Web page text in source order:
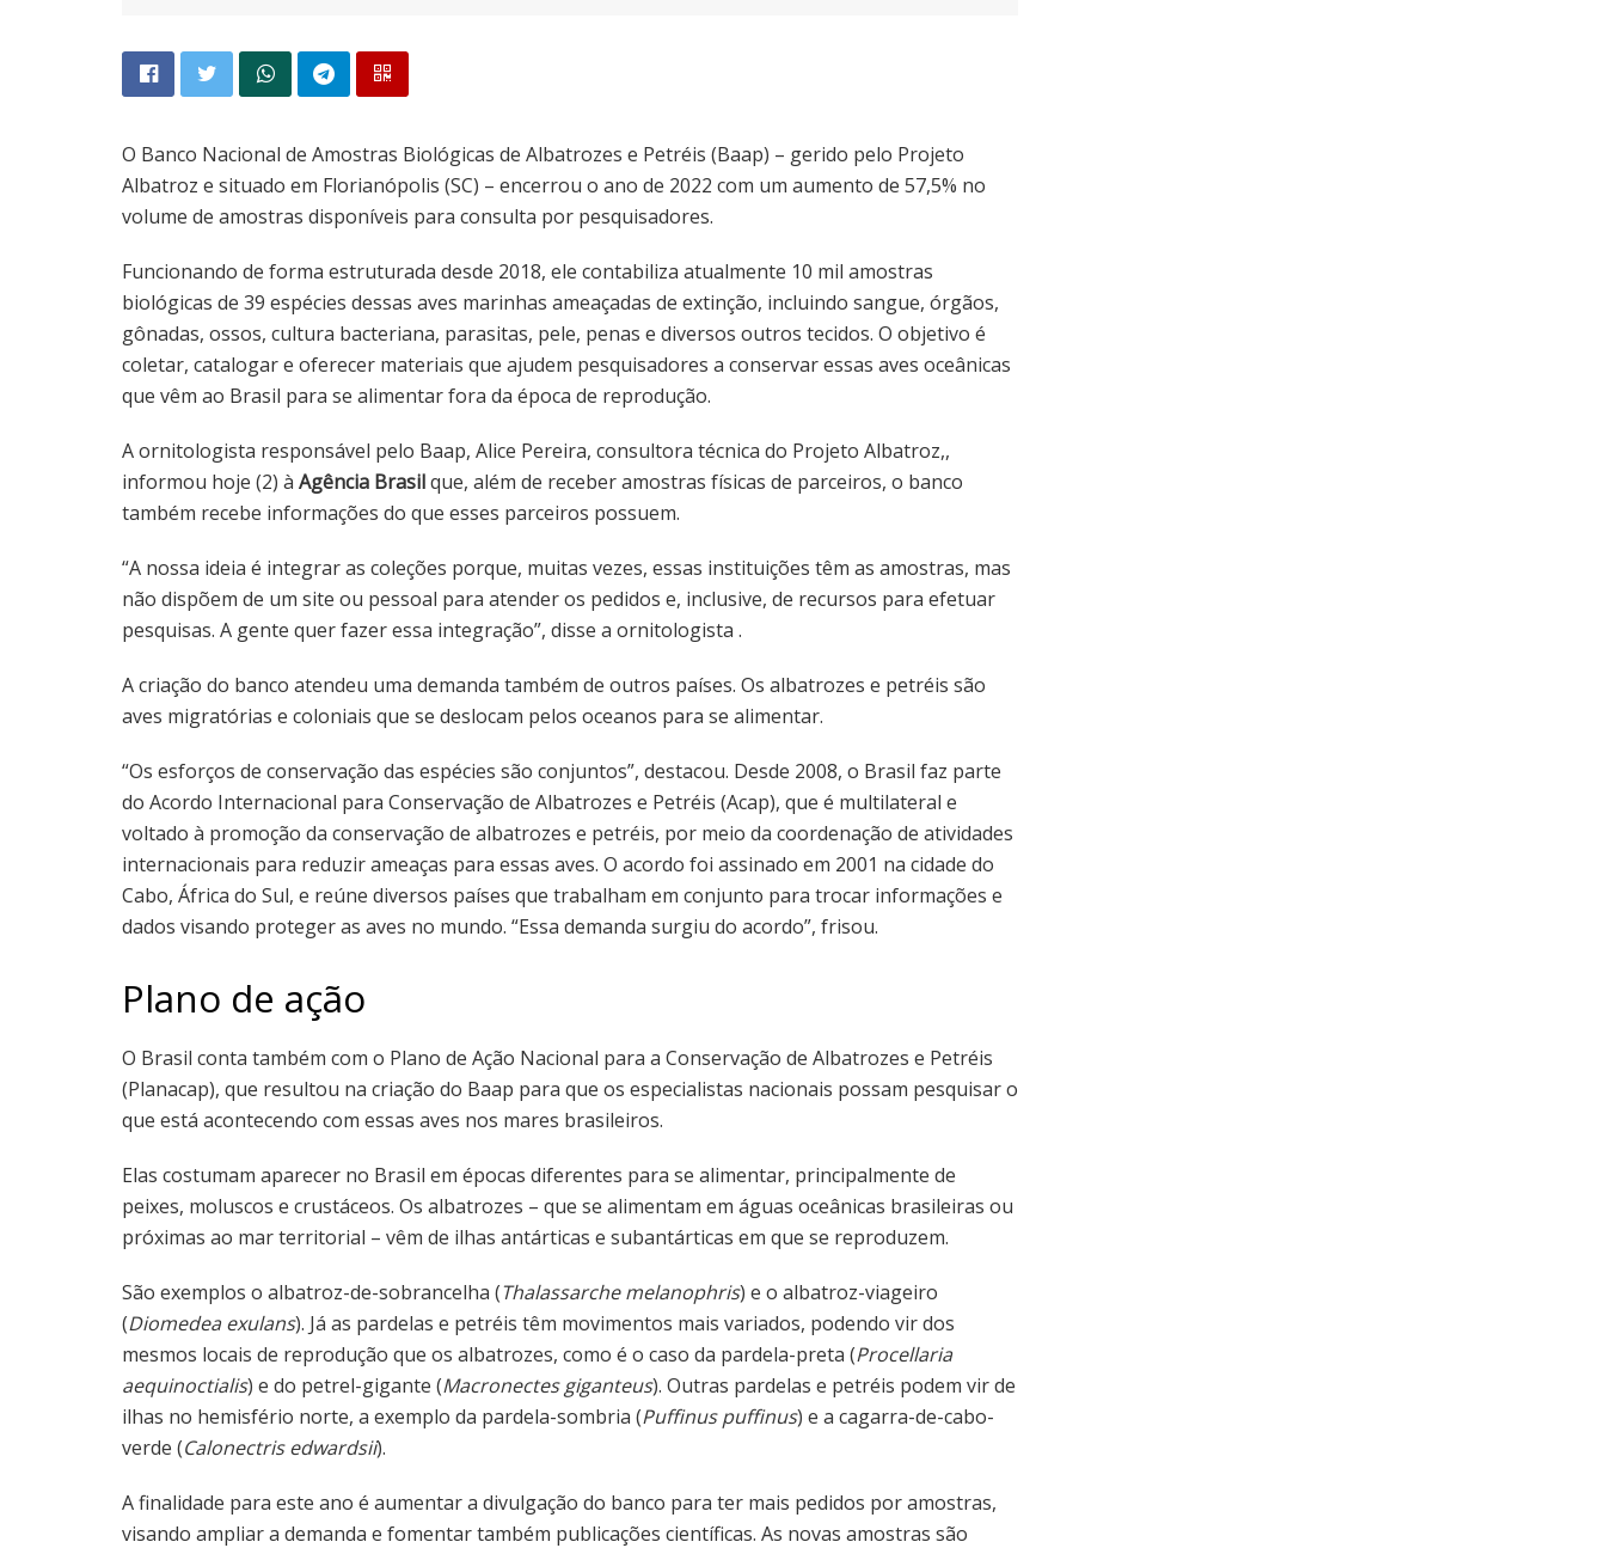
O Banco Nacional de Amostras Biológicas de Albatrozes e Petréis (Baap) – gerido pelo Projeto
Albatroz e situado em Florianópolis (SC) – encerrou o ano de 2022 com um aumento de 57,5% no
volume de amostras disponíveis para consulta por pesquisadores.
Funcionando de forma estruturada desde 2018, ele contabiliza atualmente 10 mil amostras
biológicas de 39 espécies dessas aves marinhas ameaçadas de extinção, incluindo sangue, órgãos,
gônadas, ossos, cultura bacteriana, parasitas, pele, penas e diversos outros tecidos. O objetivo é
coletar, catalogar e oferecer materiais que ajudem pesquisadores a conservar essas aves oceânicas
que vêm ao Brasil para se alimentar fora da época de reprodução.
A ornitologista responsável pelo Baap, Alice Pereira, consultora técnica do Projeto Albatroz,,
informou hoje (2) à Agência Brasilque, além de receber amostras físicas de parceiros, o banco
também recebe informações do que esses parceiros possuem.
“A nossa ideia é integrar as coleções porque, muitas vezes, essas instituições têm as amostras, mas
não dispõem de um site ou pessoal para atender os pedidos e, inclusive, de recursos para efetuar
pesquisas. A gente quer fazer essa integração”, disse a ornitologista .
A criação do banco atendeu uma demanda também de outros países. Os albatrozes e petréis são
aves migratórias e coloniais que se deslocam pelos oceanos para se alimentar.
“Os esforços de conservação das espécies são conjuntos”, destacou. Desde 2008, o Brasil faz parte
do Acordo Internacional para Conservação de Albatrozes e Petréis (Acap), que é multilateral e
voltado à promoção da conservação de albatrozes e petréis, por meio da coordenação de atividades
internacionais para reduzir ameaças para essas aves. O acordo foi assinado em 2001 na cidade do
Cabo, África do Sul, e reúne diversos países que trabalham em conjunto para trocar informações e
dados visando proteger as aves no mundo. “Essa demanda surgiu do acordo”, frisou.
Plano de ação
O Brasil conta também com o Plano de Ação Nacional para a Conservação de Albatrozes e Petréis
(Planacap), que resultou na criação do Baap para que os especialistas nacionais possam pesquisar o
que está acontecendo com essas aves nos mares brasileiros.
Elas costumam aparecer no Brasil em épocas diferentes para se alimentar, principalmente de
peixes, moluscos e crustáceos. Os albatrozes – que se alimentam em águas oceânicas brasileiras ou
próximas ao mar territorial – vêm de ilhas antárticas e subantárticas em que se reproduzem.
São exemplos o albatroz-de-sobrancelha (Thalassarche melanophris) e o albatroz-viageiro
(Diomedea exulans). Já as pardelas e petréis têm movimentos mais variados, podendo vir dos
mesmos locais de reprodução que os albatrozes, como é o caso da pardela-preta (Procellaria
aequinoctialis) e do petrel-gigante (Macronectes giganteus). Outras pardelas e petréis podem vir de
ilhas no hemisfério norte, a exemplo da pardela-sombria (Puffinus puffinus) e a cagarra-de-cabo-
verde (Calonectris edwardsii).
A finalidade para este ano é aumentar a divulgação do banco para ter mais pedidos por amostras,
visando ampliar a demanda e fomentar também publicações científicas. As novas amostras são